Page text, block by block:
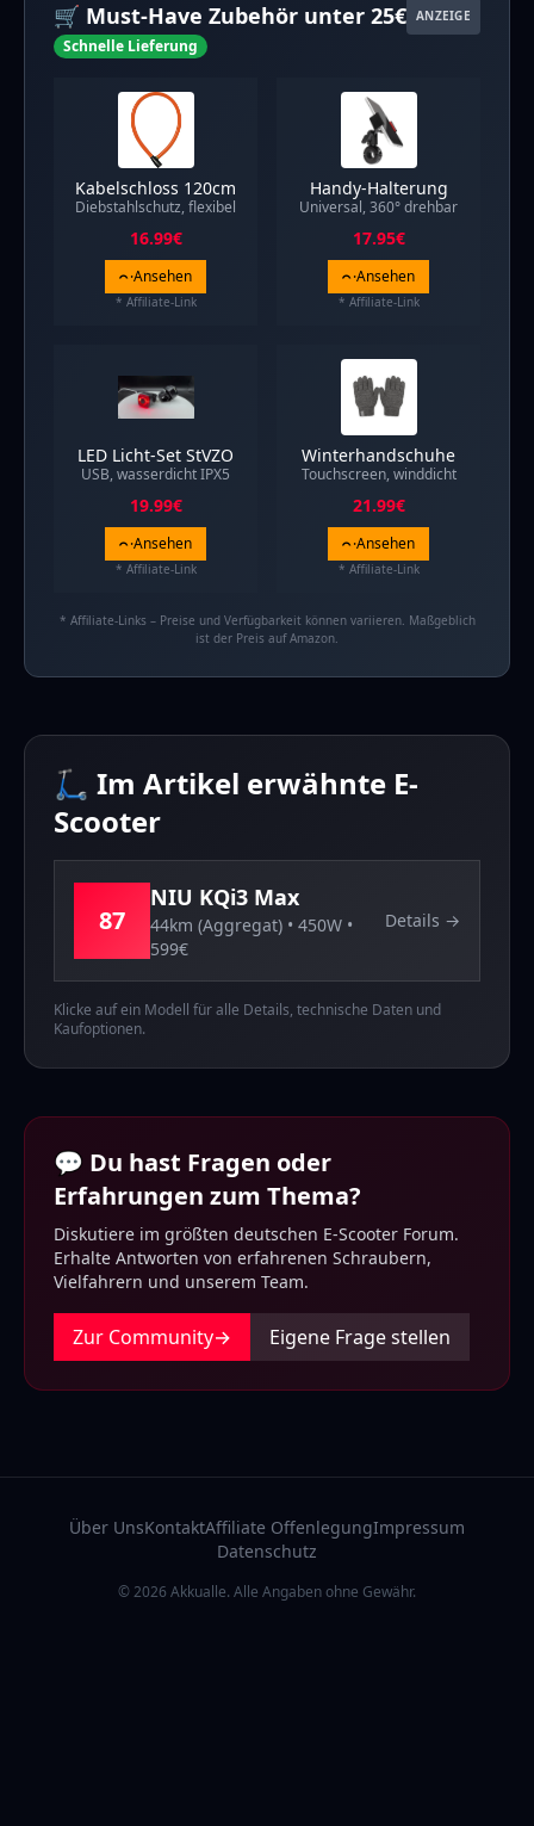
🛒 Must-Have Zubehör unter 25€ ANZEIGE
Schnelle Lieferung
Kabelschloss 120cm
Diebstahlschutz, flexibel
16.99€
Ansehen
* Affiliate-Link
Handy-Halterung
Universal, 360° drehbar
17.95€
Ansehen
* Affiliate-Link
LED Licht-Set StVZO
USB, wasserdicht IPX5
19.99€
Ansehen
* Affiliate-Link
Winterhandschuhe
Touchscreen, winddicht
21.99€
Ansehen
* Affiliate-Link
* Affiliate-Links – Preise und Verfügbarkeit können variieren. Maßgeblich
ist der Preis auf Amazon.
🛴 Im Artikel erwähnte E-
Scooter
87
NIU KQi3 Max
44km (Aggregat) • 450W •
599€
Details →
Klicke auf ein Modell für alle Details, technische Daten und
Kaufoptionen.
💬 Du hast Fragen oder
Erfahrungen zum Thema?
Diskutiere im größten deutschen E-Scooter Forum.
Erhalte Antworten von erfahrenen Schraubern,
Vielfahrern und unserem Team.
Zur Community→ Eigene Frage stellen
Über UnsKontaktAffiliate OffenlegungImpressum
Datenschutz
© 2026 Akkualle. Alle Angaben ohne Gewähr.